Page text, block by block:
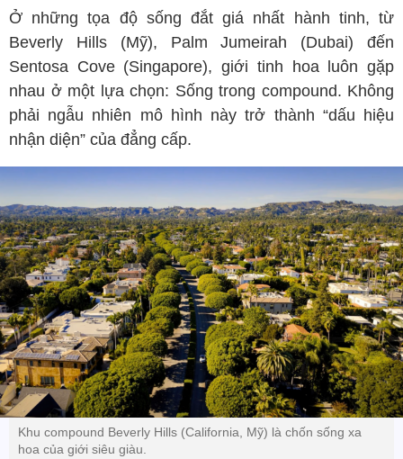
Ở những tọa độ sống đắt giá nhất hành tinh, từ
Beverly Hills (Mỹ), Palm Jumeirah (Dubai) đến
Sentosa Cove (Singapore), giới tinh hoa luôn gặp
nhau ở một lựa chọn: Sống trong compound. Không
phải ngẫu nhiên mô hình này trở thành “dấu hiệu
nhận diện” của đẳng cấp.
Khu compound Beverly Hills (California, Mỹ) là chốn sống xa
hoa của giới siêu giàu.